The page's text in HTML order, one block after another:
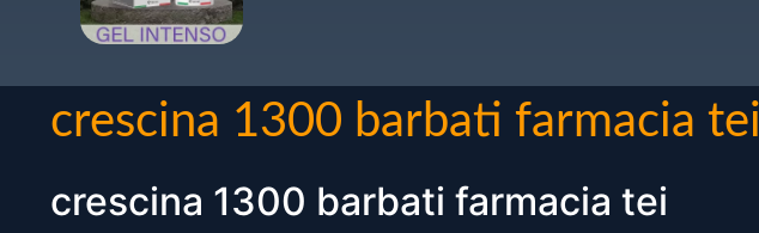
crescina 1300 barbati farmacia tei
crescina 1300 barbati farmacia tei